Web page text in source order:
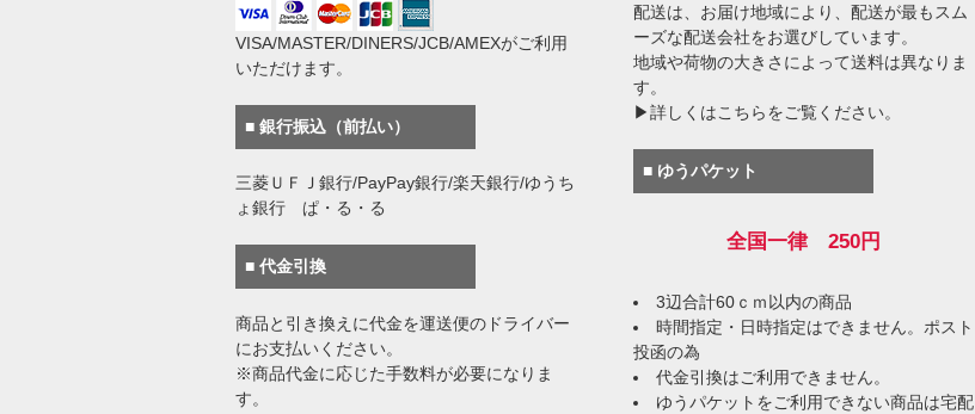
VISA/MASTER/DINERS/JCB/AMEXがご利用
いただけます。
■ 銀行振込（前払い）
三菱ＵＦＪ銀行/PayPay銀行/楽天銀行/ゆうち
ょ銀行 ぱ・る・る
■ 代金引換
商品と引き換えに代金を運送便のドライバー
にお支払いください。
※商品代金に応じた手数料が必要になりま
す。
配送は、お届け地域により、配送が最もスム
ーズな配送会社をお選びしています。
地域や荷物の大きさによって送料は異なりま
す。
▶詳しくはこちらをご覧ください。
■ ゆうパケット
全国一律 250円
3辺合計60ｃｍ以内の商品
時間指定・日時指定はできません。ポスト
投函の為
代金引換はご利用できません。
ゆうパケットをご利用できない商品は宅配